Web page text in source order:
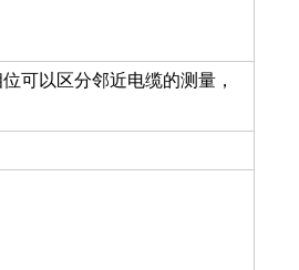
可以区分邻近电缆的测量，